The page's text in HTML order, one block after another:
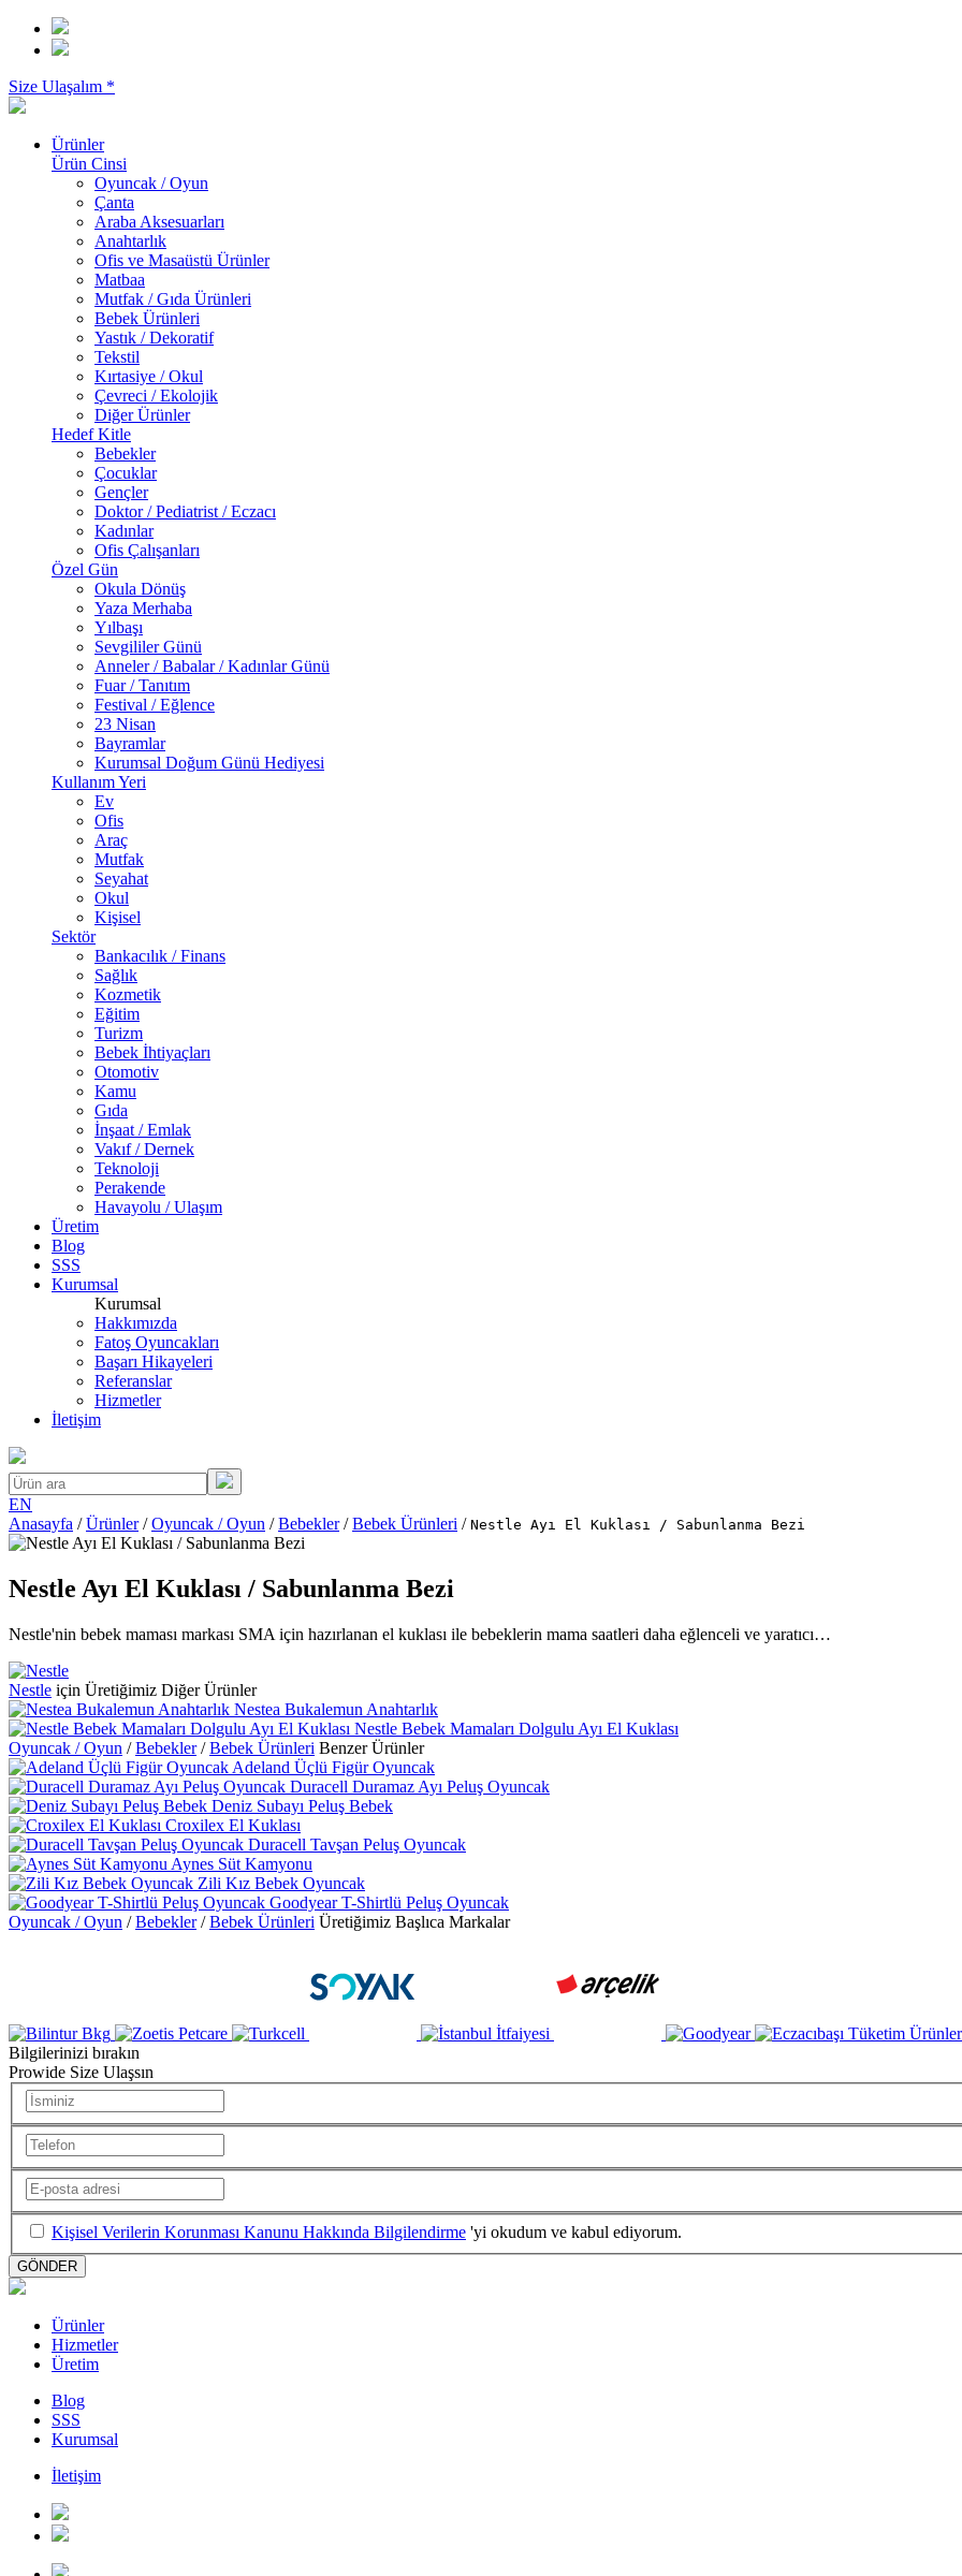
Size Ulaşalım *
Ürünler
Ürün Cinsi
Oyuncak / Oyun
Çanta
Araba Aksesuarları
Anahtarlık
Ofis ve Masaüstü Ürünler
Matbaa
Mutfak / Gıda Ürünleri
Bebek Ürünleri
Yastık / Dekoratif
Tekstil
Kırtasiye / Okul
Çevreci / Ekolojik
Diğer Ürünler
Hedef Kitle
Bebekler
Çocuklar
Gençler
Doktor / Pediatrist / Eczacı
Kadınlar
Ofis Çalışanları
Özel Gün
Okula Dönüş
Yaza Merhaba
Yılbaşı
Sevgililer Günü
Anneler / Babalar / Kadınlar Günü
Fuar / Tanıtım
Festival / Eğlence
23 Nisan
Bayramlar
Kurumsal Doğum Günü Hediyesi
Kullanım Yeri
Ev
Ofis
Araç
Mutfak
Seyahat
Okul
Kişisel
Sektör
Bankacılık / Finans
Sağlık
Kozmetik
Eğitim
Turizm
Bebek İhtiyaçları
Otomotiv
Kamu
Gıda
İnşaat / Emlak
Vakıf / Dernek
Teknoloji
Perakende
Havayolu / Ulaşım
Üretim
Blog
SSS
Kurumsal
Kurumsal
Hakkımızda
Fatoş Oyuncakları
Başarı Hikayeleri
Referanslar
Hizmetler
İletişim
EN
Anasayfa / Ürünler / Oyuncak / Oyun / Bebekler / Bebek Ürünleri / Nestle Ayı El Kuklası / Sabunlanma Bezi
Nestle Ayı El Kuklası / Sabunlanma Bezi
Nestle'nin bebek maması markası SMA için hazırlanan el kuklası ile bebeklerin mama saatleri daha eğlenceli ve yaratıcı…
Nestle için Üretiğimiz Diğer Ürünler
Nestea Bukalemun Anahtarlık
Nestle Bebek Mamaları Dolgulu Ayı El Kuklası
Oyuncak / Oyun / Bebekler / Bebek Ürünleri Benzer Ürünler
Adeland Üçlü Figür Oyuncak
Duracell Duramaz Ayı Peluş Oyuncak
Deniz Subayı Peluş Bebek
Croxilex El Kuklası
Duracell Tavşan Peluş Oyuncak
Aynes Süt Kamyonu
Zili Kız Bebek Oyuncak
Goodyear T-Shirtlü Peluş Oyuncak
Oyuncak / Oyun / Bebekler / Bebek Ürünleri Üretiğimiz Başlıca Markalar
Bilgilerinizi bırakın
Prowide Size Ulaşsın
Kişisel Verilerin Korunması Kanunu Hakkında Bilgilendirme 'yi okudum ve kabul ediyorum.
GÖNDER
Ürünler
Hizmetler
Üretim
Blog
SSS
Kurumsal
İletişim